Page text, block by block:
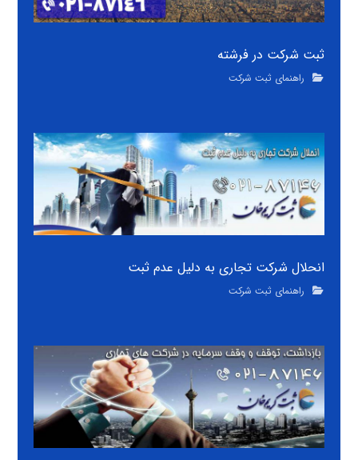
ثبت شرکت در فرشته
راهنمای ثبت شرکت
انحلال شرکت تجاری به دلیل عدم ثبت
راهنمای ثبت شرکت